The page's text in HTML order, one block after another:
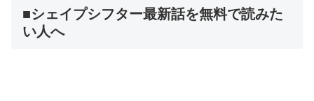
■シェイプシフター最新話を無料で読みた
い人へ